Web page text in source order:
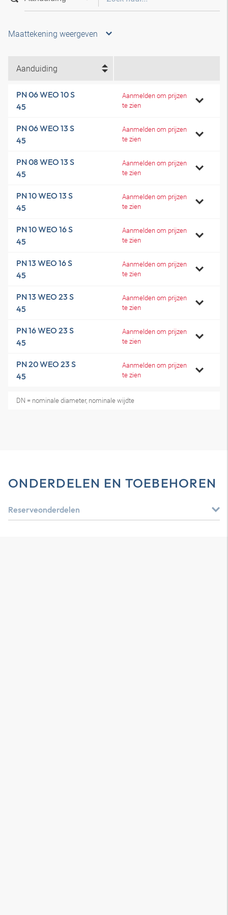
Maattekening weergeven
Aanduiding
PN 06 WEO 10 S
45
Aanmelden om prijzen
te zien
PN 06 WEO 13 S
45
Aanmelden om prijzen
te zien
PN 08 WEO 13 S
45
Aanmelden om prijzen
te zien
PN 10 WEO 13 S
45
Aanmelden om prijzen
te zien
PN 10 WEO 16 S
45
Aanmelden om prijzen
te zien
PN 13 WEO 16 S
45
Aanmelden om prijzen
te zien
PN 13 WEO 23 S
45
Aanmelden om prijzen
te zien
PN 16 WEO 23 S
45
Aanmelden om prijzen
te zien
PN 20 WEO 23 S
45
Aanmelden om prijzen
te zien
DN = nominale diameter, nominale wijdte
ONDERDELEN EN TOEBEHOREN
Reserveonderdelen